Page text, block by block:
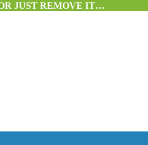
JUST REMOVE IT…